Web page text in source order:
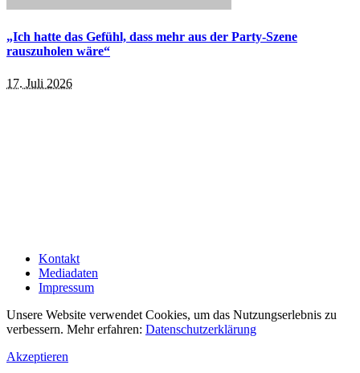
„Ich hatte das Gefühl, dass mehr aus der Party-Szene
rauszuholen wäre“
17. Juli 2026
Kontakt
Mediadaten
Impressum
Unsere Website verwendet Cookies, um das Nutzungserlebnis zu
verbessern. Mehr erfahren: Datenschutzerklärung
Akzeptieren